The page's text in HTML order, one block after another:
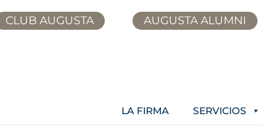
CLUB AUGUSTA AUGUSTA ALUMNI
LA FIRMA SERVICIOS